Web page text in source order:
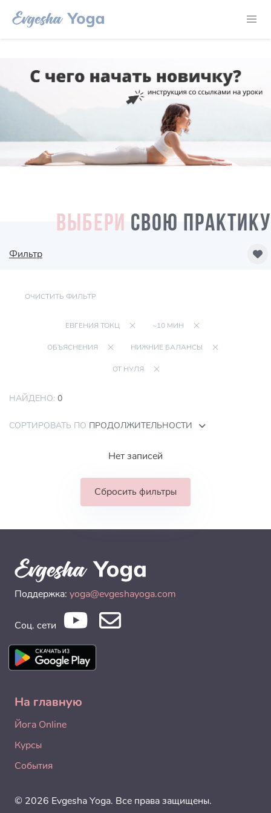
ВЫБЕРИ СВОЮ ПРАКТИКУ
Фильтр
ОЧИСТИТЬ ФИЛЬТР
ЕВГЕНИЯ ТОКЦ ~10 МИН
ОБЪЯСНЕНИЯ НИЖНИЕ БАЛАНСЫ
ОТ НУЛЯ
НАЙДЕНО: 0
СОРТИРОВАТЬ ПО ПРОДОЛЖИТЕЛЬНОСТИ
Нет записей
Сбросить фильтры
Поддержка: yoga@evgeshayoga.com
Соц. сети
На главную
Йога Online
Курсы
События
© 2026 Evgesha Yoga. Все права защищены.